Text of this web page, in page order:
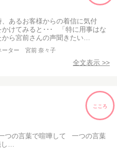
あるお客様からの着信に気付
かけてみると･･･ 「特に用事はな
から宮前さんの声聞きたい…
ーター 宮前 奈々子
全文表示 >>
こころ
葉で喧嘩して 一つの言葉
し…